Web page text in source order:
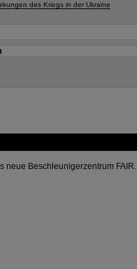
neue Beschleunigerzentrum FAIR.
des Kriegs in der Ukraine